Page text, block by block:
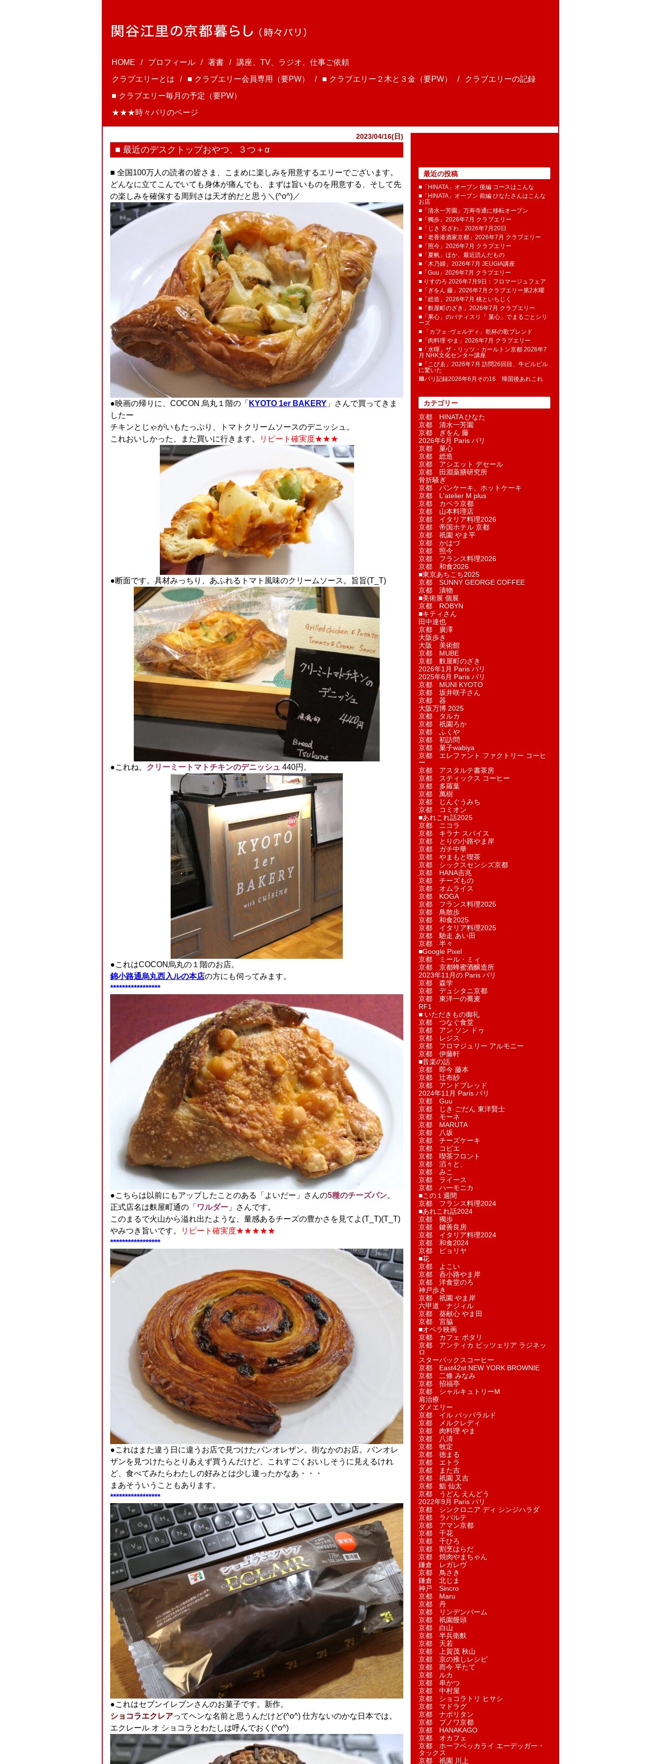
HOME プロフィール 著書
講座、TV、ラジオ、仕事ご依頼
クラブエリーとは
■ クラブエリー会員専用（要PW） ■ クラブエリー２木と３金（要PW）
クラブエリーの記録
■ クラブエリー毎月の予定（要PW）
★★★時々パリのページ
2023/04/16(日)
■ 最近のデスクトップおやつ、３つ＋α
■ 全国100万人の読者の皆さま、こまめに楽しみを用意するエリーでございます。
どんなに立てこんでいても身体が痛んでも、まずは旨いものを用意する、そして先
の楽しみを確保する周到さは天才的だと思う＼(^o^)／
●映画の帰りに、COCON 烏丸１階の「 KYOTO 1er BAKERY 」さんで買ってきま
したー
チキンとじゃがいもたっぷり、トマトクリームソースのデニッシュ。
これおいしかった、また買いに行きます。
リピート確実度★★★
●断面です。具材みっちり、あふれるトマト風味のクリームソース。旨旨(T_T)
●これね。 クリーミートマトチキンのデニッシュ 440円。
●これはCOCON烏丸の１階のお店。
錦小路通烏丸西入ルの本店の方にも伺ってみます。
*****************
●こちらは以前にもアップしたことのある「よいだー」さんの5種のチーズパン。
正式店名は麩屋町通の「 ワルダー 」さんです。
このまるで火山から溢れ出たような、量感あるチーズの豊かさを見てよ(T_T)(T_T)
やみつき旨いです。
リピート確実度★★★★★
*****************
●これはまた違う日に違うお店で見つけたパンオレザン。街なかのお店。パンオレ
ザンを見つけたらとりあえず買うんだけど、これすごくおいしそうに見えるけれ
ど、食べてみたらわたしの好みとは少し違ったかなあ・・・
まあそういうこともあります。
*****************
●これはセブンイレブンさんのお菓子です。新作。
ショコラエクレアってヘンな名前と思うんだけど(^o^) 仕方ないのかな日本では。
エクレール オ ショコラとわたしは呼んでおく(^o^)
最近の投稿
■「HINATA」オープン 後編 コースはこんな
■「HINATA」オープン 前編 ひなたさんはこんな
お店
■「清水一芳園」万寿寺通に移転オープン
■「獨歩」2026年7月 クラブエリー
■「じき 宮ざわ」2026年7月20日
■「老香港酒家京都」2026年7月 クラブエリー
■「照今」2026年7月 クラブエリー
■「夏帆」ほか、最近読んだもの
■「木乃婦」2026年7月 JEUGIA講座
■「Guu」2026年7月 クラブエリー
■ りすのろ 2026年7月9日：フロマージュフェア
■「ぎをん 藤」2026年7月クラブエリー第2木曜
■「総造」2026年7月 桃といちじく
■「麩屋町のざき」2026年7月 クラブエリー
■「果心」のパティスリ「 菓​心」でまるごとシリ
ーズ
■ 「カフェ･ヴェルディ」乾杯の歌ブレンド
■「肉料理 やま」2026年7月 クラブエリー
■「水暉」ザ・リッツ・カールトン京都 2026年7
月 NHK文化センター講座
■「こぴゑ」2026年7月 訪問26回目、牛ピルピル
に驚いた
🟦パリ記録2026年6月その16 帰国後あれこれ
カテゴリー
京都 HINATA ひなた
京都 清水一芳園
京都 ぎをん 藤
2026年6月 Paris パリ
京都 菓​心
京都 総造
京都 アシエット デセール
京都 田淵薬膳研究所
骨折騒ぎ
京都 パンケーキ、ホットケーキ
京都 L'atelier M plus
京都 カペラ京都
京都 山本料理店
京都 イタリア料理2026
京都 帝国ホテル 京都
京都 祇園 やま平
京都 かはづ
京都 照今
京都 フランス料理2026
京都 和食2026
■東京あちこち2025
京都 SUNNY GEORGE COFFEE
京都 漬物
■美術展 個展
京都 ROBYN
■キティさん
田中達也
京都 廣澤
大阪歩き
大阪 美術館
京都 MUBE
京都 麩屋町のざき
2026年1月 Paris パリ
2025年6月 Paris パリ
京都 MUNI KYOTO
京都 坂井咲子さん
京都 器
大阪万博 2025
京都 タルカ
京都 祇園ろか
京都 ふくや
京都 初訪問
京都 菓子wabiya
京都 エレファント ファクトリー コーヒ
ー
京都 アスタルテ書茶房
京都 スティックス コーヒー
京都 多羅葉
京都 萬樹
京都 じんぐうみち
京都 コミオン
■あれこれ話2025
京都 ニコラ
京都 キラナ スパイス
京都 とりの小路やま岸
京都 ガチ中華
京都 やまもと喫茶
京都 シックスセンシズ京都
京都 HANA吉兆
京都 チーズもの
京都 オムライス
京都 KOGA
京都 フランス料理2025
京都 鳥散歩
京都 和食2025
京都 イタリア料理2025
京都 馳走 あい田
京都 半々
■Google Pixel
京都 ミール・ミィ
京都 京都蜂蜜酒醸造所
2023年11月の Paris パリ
京都 森学
京都 デュシタニ京都
京都 東洋一の蕎麦
RF1
■ いただきもの御礼
京都 つなぐ食堂
京都 アン ソン ドゥ
京都 レジス
京都 フロマジュリー アルモニー
京都 伊藤軒
■音楽の話
京都 即今 藤本
京都 辻布紗
京都 アンドブレッド
2024年11月 Paris パリ
京都 Guu
京都 じき ごだん 東洋賢士
京都 モーネ
京都 MARUTA
京都 八坂
京都 チーズケーキ
京都 コピエ
京都 喫茶フロント
京都 滔々と、
京都 みこ
京都 ライース
京都 ハーモニカ
■この１週間
京都 フランス料理2024
■あれこれ話2024
京都 獨歩
京都 鍵善良房
京都 イタリア料理2024
京都 和食2024
京都 ピョリヤ
■花
京都 よこい
京都 呑小路やま岸
京都 洋食堂のろ
神戸歩き
京都 祇園 やま岸
六甲道 ナジィル
京都 葵献心 やま田
京都 宮脇
■オペラ映画
京都 カフェ ポタリ
京都 アンティカ ピッツェリア ラジネッ
ロ
スターバックスコーヒー
京都 East42st NEW YORK BROWNIE
京都 二條 みなみ
京都 招福亭
京都 シャルキュトリーM
肩治療
ダメエリー
京都 イル パッパラルド
京都 メルクレディ
京都 肉料理 やま
京都 八清
京都 牧定
京都 徳まる
京都 エトラ
京都 また吉
京都 祇園 又吉
京都 鮨 仙太
京都 うどん えんどう
2022年9月 Paris パリ
京都 シンクロニア ディ シンジハラダ
京都 ラパルテ
京都 アマン京都
京都 千花
京都 千ひろ
京都 割烹はらだ
京都 焼肉やまちゃん
鎌倉 レガレヴ
京都 鳥さき
鎌倉 北じま
神戸 Sincro
京都 Maru
京都 丹
京都 リンデンバーム
京都 祇園饅頭
京都 白山
京都 半兵衛麩
京都 天若
京都 上賀茂 秋山
京都 京の推しレシピ
京都 而今 平たて
京都 ルカ
京都 串かつ
京都 中村屋
京都 ショコラトリ ヒサシ
京都 マドラグ
京都 ナポリタン
京都 ブノワ京都
京都 HANAKAGO
京都 オカフェ
京都 ホーフベッカライ エーデッガー・
タックス
京都 祇園 川上